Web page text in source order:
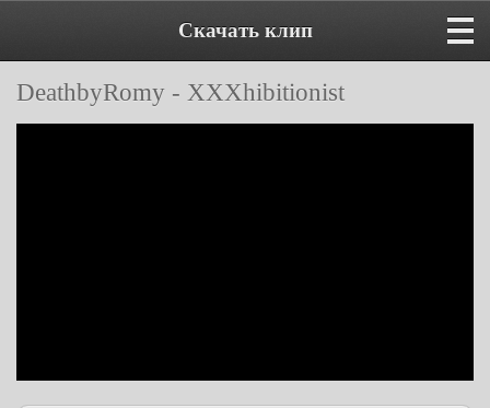
Скачать клип
DeathbyRomy - XXXhibitionist